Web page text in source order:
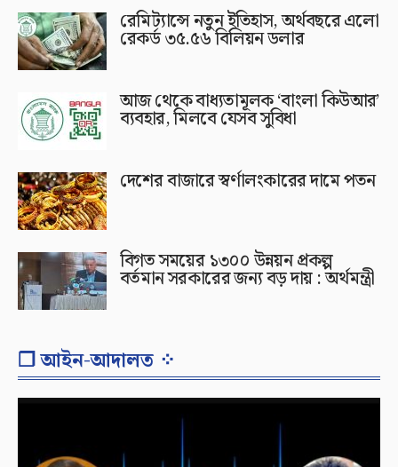
রেমিট্যান্সে নতুন ইতিহাস, অর্থবছরে এলো
রেকর্ড ৩৫.৫৬ বিলিয়ন ডলার
আজ থেকে বাধ্যতামূলক ‘বাংলা কিউআর’
ব্যবহার, মিলবে যেসব সুবিধা
দেশের বাজারে স্বর্ণালংকারের দামে পতন
বিগত সময়ের ১৩০০ উন্নয়ন প্রকল্প
বর্তমান সরকারের জন্য বড় দায় : অর্থমন্ত্রী
❐ আইন-আদালত ⁘